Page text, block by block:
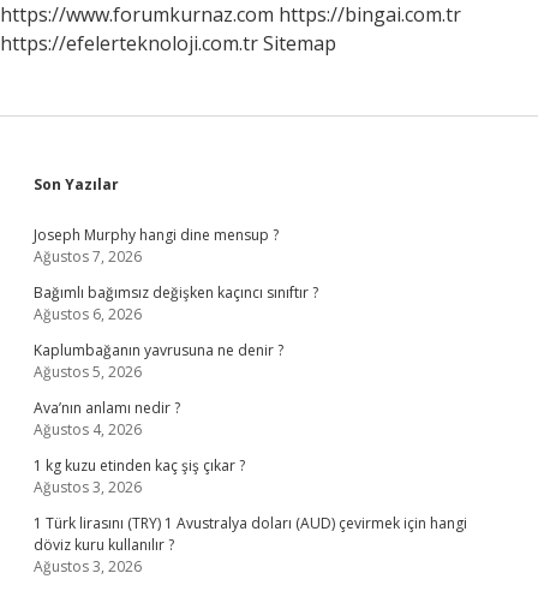
https://www.forumkurnaz.com https://bingai.com.tr
https://efelerteknoloji.com.trSitemap
Sidebar
Son Yazılar
Joseph Murphy hangi dine mensup ?
Ağustos 7, 2026
Bağımlı bağımsız değişken kaçıncı sınıftır ?
Ağustos 6, 2026
Kaplumbağanın yavrusuna ne denir ?
Ağustos 5, 2026
Ava’nın anlamı nedir ?
Ağustos 4, 2026
1 kg kuzu etinden kaç şiş çıkar ?
Ağustos 3, 2026
1 Türk lirasını (TRY) 1 Avustralya doları (AUD) çevirmek için hangi
döviz kuru kullanılır ?
Ağustos 3, 2026